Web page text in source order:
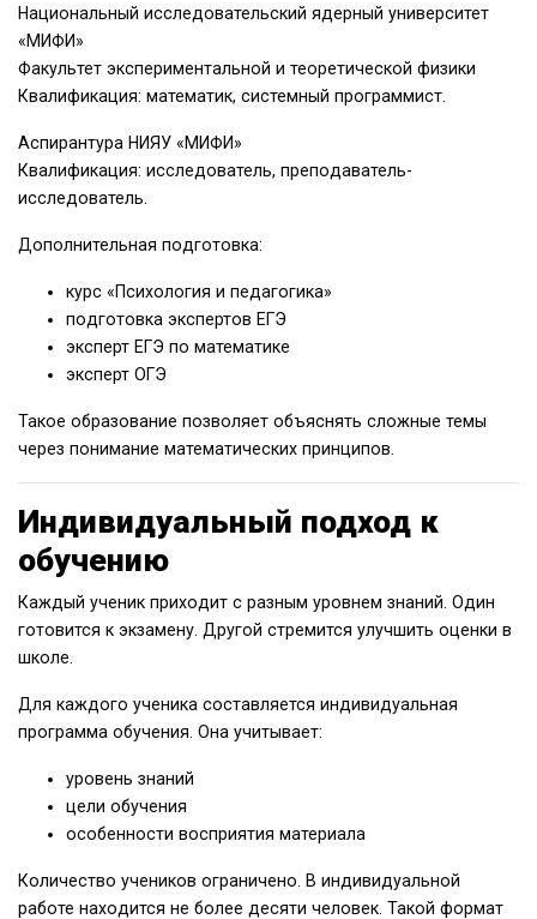
Национальный исследовательский ядерный университет
«МИФИ»
Факультет экспериментальной и теоретической физики
Квалификация: математик, системный программист.
Аспирантура НИЯУ «МИФИ»
Квалификация: исследователь, преподаватель-
исследователь.
Дополнительная подготовка:
курс «Психология и педагогика»
подготовка экспертов ЕГЭ
эксперт ЕГЭ по математике
эксперт ОГЭ
Такое образование позволяет объяснять сложные темы
через понимание математических принципов.
Индивидуальный подход к
обучению
Каждый ученик приходит с разным уровнем знаний. Один
готовится к экзамену. Другой стремится улучшить оценки в
школе.
Для каждого ученика составляется индивидуальная
программа обучения. Она учитывает:
уровень знаний
цели обучения
особенности восприятия материала
Количество учеников ограничено. В индивидуальной
работе находится не более десяти человек. Такой формат